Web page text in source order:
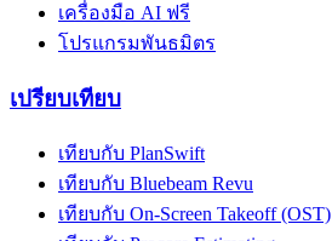
เครื่องมือ AI ฟรี
โปรแกรมพันธมิตร
เปรียบเทียบ
เทียบกับ PlanSwift
เทียบกับ Bluebeam Revu
เทียบกับ On-Screen Takeoff (OST)